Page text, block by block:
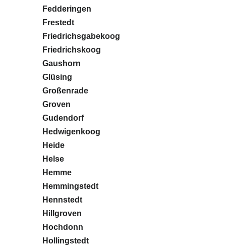
Fedderingen
Frestedt
Friedrichsgabekoog
Friedrichskoog
Gaushorn
Glüsing
Großenrade
Groven
Gudendorf
Hedwigenkoog
Heide
Helse
Hemme
Hemmingstedt
Hennstedt
Hillgroven
Hochdonn
Hollingstedt